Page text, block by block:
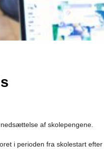
af skolepengene.
i perioden fra skolestart efter